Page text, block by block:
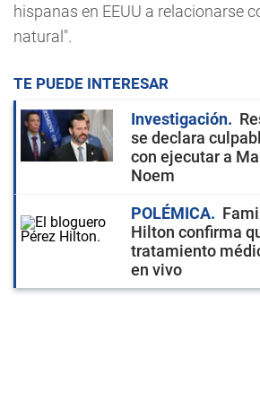
hispanas en EEUU a relacionarse
natural".
TE PUEDE INTERESAR
Investigación
se declara
con ejecutar a
Noem
POLÉMICA
Hilton confirma
tratamiento
en vivo